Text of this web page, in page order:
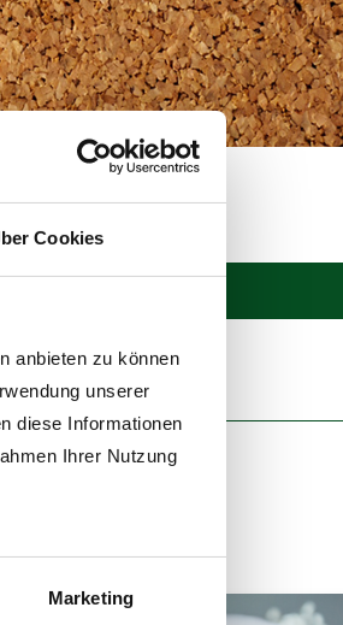
Cookies
anbieten zu können
unserer
diese Informationen
Ihrer Nutzung
Marketing